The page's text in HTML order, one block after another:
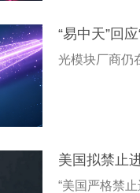
“易中天”回
光模块厂商仍
美国拟禁止
“美国严格禁